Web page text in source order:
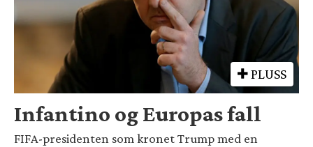
PLUSS
Infantino og Europas fall
FIFA-presidenten som kronet Trump med en